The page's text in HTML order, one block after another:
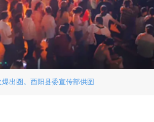
爆出圈。酉阳县委宣传部供图